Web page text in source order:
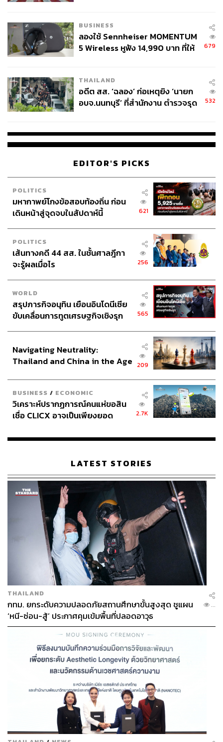
BUSINESS
ลองใช้ Sennheiser MOMENTUM
5 Wireless หูฟัง 14,990 บาท ที่ให้
679
THAILAND
อดีต สส. ‘ฉลอง’ ก่อเหตุยิง ‘นายก
อบจ.นนทบุรี’ ที่สำนักงาน ตำรวจรุด
532
EDITOR'S PICKS
POLITICS
มหากาพย์โกงข้อสอบท้องถิ่น ก่อน
เดินหน้าสู่จุดจบในสัปดาห์นี้
621
POLITICS
เส้นทางคดี 44 สส. ในชั้นศาลฎีกา
จะรู้ผลเมื่อไร
256
WORLD
สรุปภารกิจอนุทิน เยือนอินโดนีเซีย
ขับเคลื่อนการทูตเศรษฐกิจเชิงรุก
565
Navigating Neutrality:
Thailand and China in the Age
209
BUSINESS / ECONOMIC
วิเคราะห์ปรากฏการณ์คนแห่ขอสิน
เชื่อ CLICX อาจเป็นเพียงยอด
เรือนไทยที่ถูกซุกไว้
2.7K
LATEST STORIES
THAILAND
กทม. ยกระดับความปลอดภัยสถานศึกษาขั้นสูงสุด ชูแผน
‘หนี-ซ่อน-สู้’ ประกาศคุมเข้มพื้นที่ปลอดอาวุธ
...